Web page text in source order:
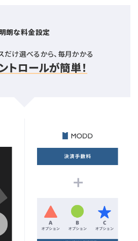
明朗な料金設定
だけ選べるから、毎月かかる
トロールが簡単！